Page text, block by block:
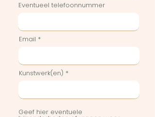
Eventueel telefoonnummer
Email
Kunstwerk(en)
Geef hier eventuele